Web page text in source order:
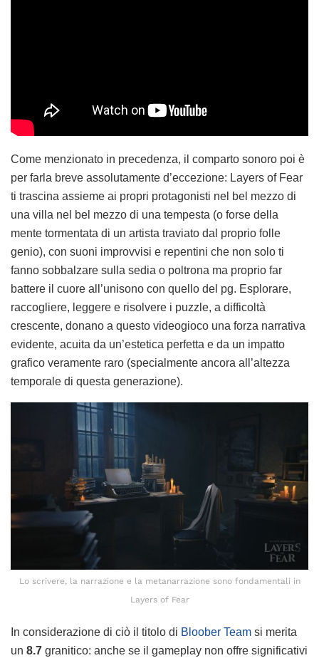
Come menzionato in precedenza, il comparto sonoro poi è
per farla breve assolutamente d’eccezione: Layers of Fear
ti trascina assieme ai propri protagonisti nel bel mezzo di
una villa nel bel mezzo di una tempesta (o forse della
mente tormentata di un artista traviato dal proprio folle
genio), con suoni improvvisi e repentini che non solo ti
fanno sobbalzare sulla sedia o poltrona ma proprio far
battere il cuore all’unisono con quello del pg. Esplorare,
raccogliere, leggere e risolvere i puzzle, a difficoltà
crescente, donano a questo videogioco una forza narrativa
evidente, acuita da un’estetica perfetta e da un impatto
grafico veramente raro (specialmente ancora all’altezza
temporale di questa generazione).
Lo scrivere, la narrazione e la metanarrazione sono fondamentali in
Layers of Fear
In considerazione di ciò il titolo di Bloober Team si merita
un 8.7 granitico: anche se il gameplay non offre significativi